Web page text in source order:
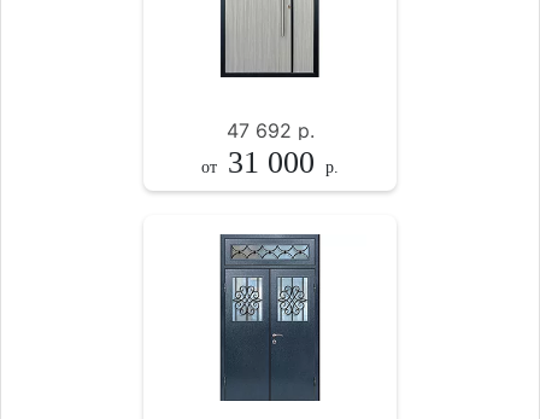
47 692 р.
от 31 000 р.